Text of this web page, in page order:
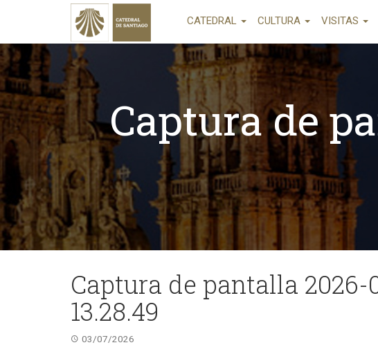
CATEDRAL CULTURA VISITAS
Captura de
Captura de pantalla 2026-
13.28.49
03/07/2026